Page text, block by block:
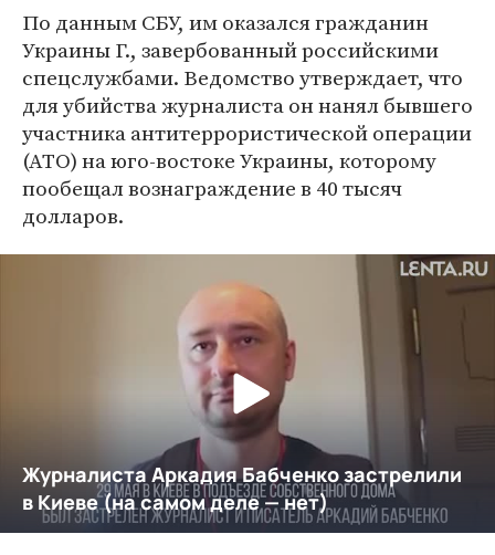
По данным СБУ, им оказался гражданин
Украины Г., завербованный российскими
спецслужбами. Ведомство утверждает, что
для убийства журналиста он нанял бывшего
участника антитеррористической операции
(АТО) на юго-востоке Украины, которому
пообещал вознаграждение в 40 тысяч
долларов.